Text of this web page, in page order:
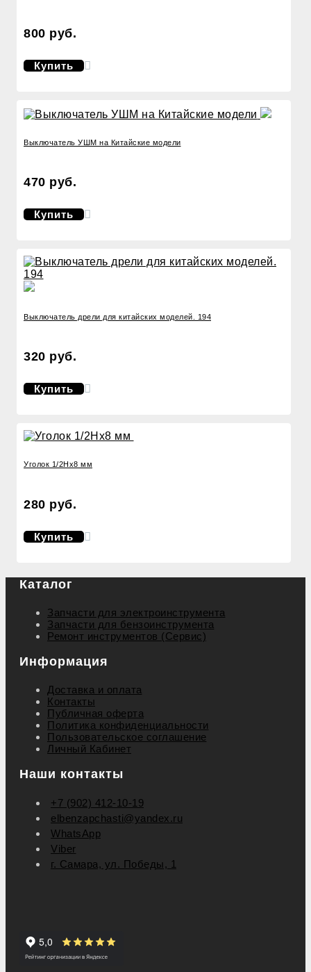
800 руб.
Купить
Выключатель УШМ на Китайские модели
470 руб.
Купить
Выключатель дрели для китайских моделей. 194
320 руб.
Купить
Уголок 1/2Нх8 мм
280 руб.
Купить
Каталог
Запчасти для электроинструмента
Запчасти для бензоинструмента
Ремонт инструментов (Сервис)
Информация
Доставка и оплата
Контакты
Публичная оферта
Политика конфиденциальности
Пользовательское соглашение
Личный Кабинет
Наши контакты
+7 (902) 412-10-19
elbenzapchasti@yandex.ru
WhatsApp
Viber
г. Самара, ул. Победы, 1